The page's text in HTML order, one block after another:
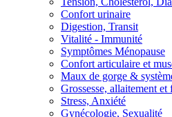
Confort urinaire
Digestion, Transit
Vitalité - Immunité
Symptômes Ménopause
Confort articulaire et
Maux de gorge &
Grossesse, allaitement et
Stress, Anxiété
Gynécologie, Sexualité